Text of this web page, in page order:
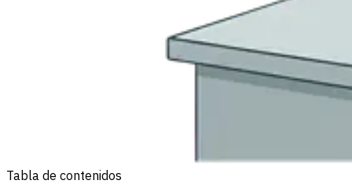
Tabla de contenidos